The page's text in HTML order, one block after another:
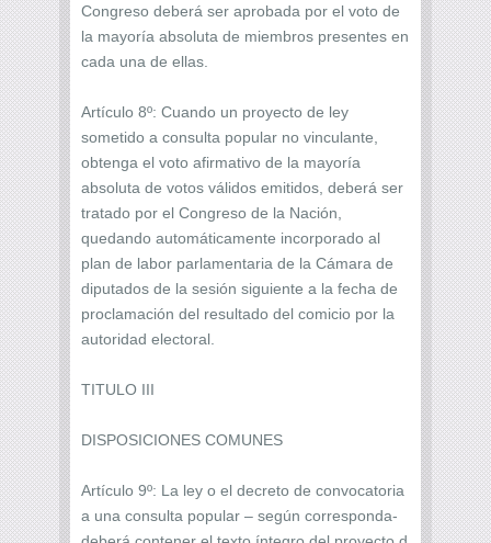
Congreso deberá ser aprobada por el voto de
la mayoría absoluta de miembros presentes en
cada una de ellas.
Artículo 8º: Cuando un proyecto de ley
sometido a consulta popular no vinculante,
obtenga el voto afirmativo de la mayoría
absoluta de votos válidos emitidos, deberá ser
tratado por el Congreso de la Nación,
quedando automáticamente incorporado al
plan de labor parlamentaria de la Cámara de
diputados de la sesión siguiente a la fecha de
proclamación del resultado del comicio por la
autoridad electoral.
TITULO III
DISPOSICIONES COMUNES
Artículo 9º: La ley o el decreto de convocatoria
a una consulta popular – según corresponda-